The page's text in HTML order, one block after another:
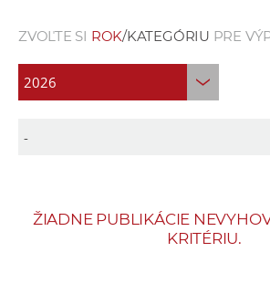
ZVOĽTE SI ROK/KATEGÓRIU PRE
ŽIADNE PUBLIKÁCIE
KRITÉRIU.